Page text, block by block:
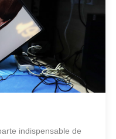
indispensable de